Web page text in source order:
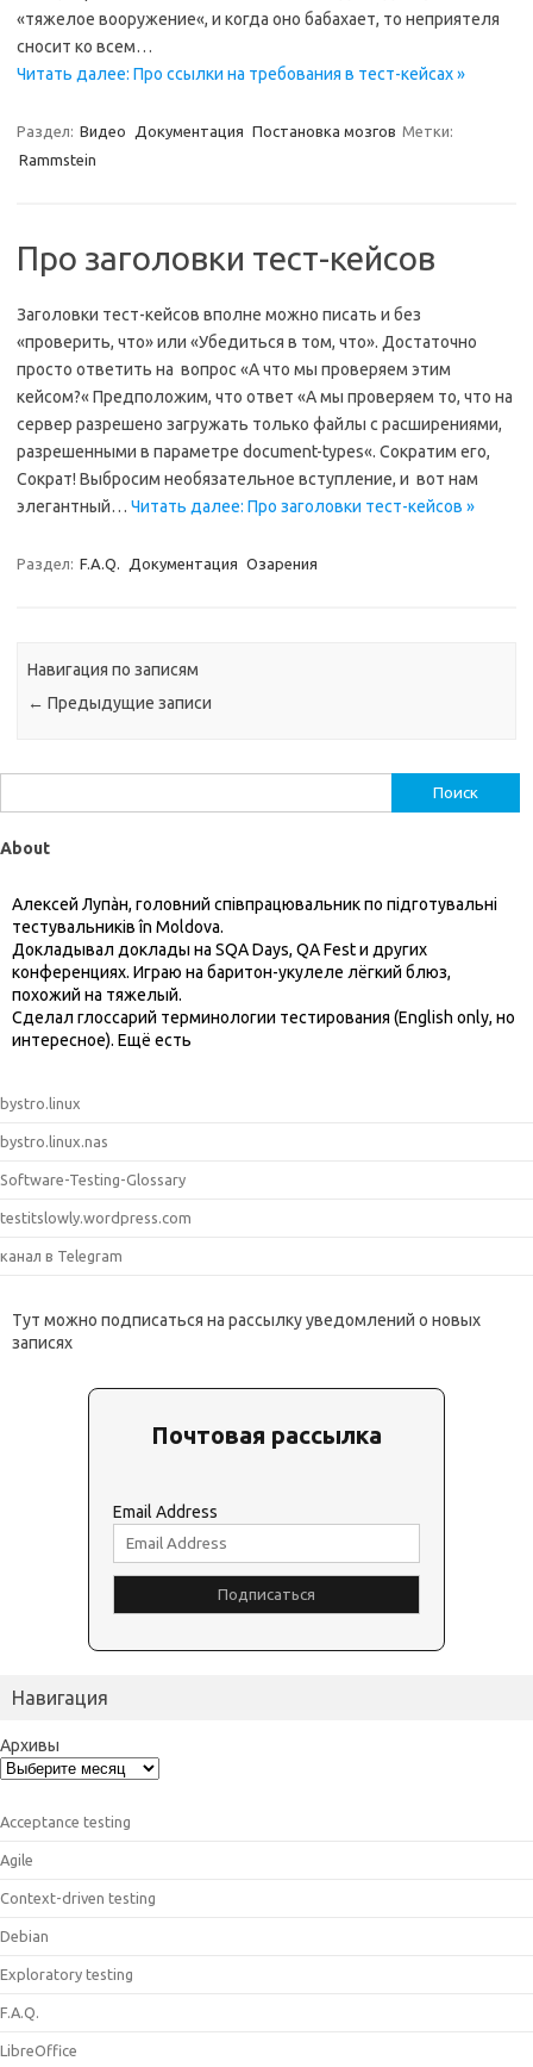
«тяжелое вооружение«, и когда оно бабахает, то неприятеля
сносит ко всем…
Читать далее: Про ссылки на требования в тест-кейсах »
Раздел: Видео Документация Постановка мозгов Метки:
Rammstein
Про заголовки тест-кейсов
Заголовки тест-кейсов вполне можно писать и без
«проверить, что» или «Убедиться в том, что». Достаточно
просто ответить на вопрос «А что мы проверяем этим
кейсом?« Предположим, что ответ «А мы проверяем то, что на
сервер разрешено загружать только файлы с расширениями,
разрешенными в параметре document-types«. Сократим его,
Сократ! Выбросим необязательное вступление, и вот нам
элегантный… Читать далее: Про заголовки тест-кейсов »
Раздел: F.A.Q. Документация Озарения
Навигация по записям
← Предыдущие записи
About
Алексей Лупàн, головний спiвпрацювальник по підготувальні
тестувальників în Moldova.
Докладывал доклады на SQA Days, QA Fest и других
конференциях. Играю на баритон-укулеле лёгкий блюз,
похожий на тяжелый.
Сделал глоссарий терминологии тестирования (English only, но
интересное). Ещё есть
bystro.linux
bystro.linux.nas
Software-Testing-Glossary
testitslowly.wordpress.com
канал в Telegram
Тут можно подписаться на рассылку уведомлений о новых
записях
Почтовая рассылка
Email Address
Навигация
Архивы
Acceptance testing
Agile
Context-driven testing
Debian
Exploratory testing
F.A.Q.
LibreOffice